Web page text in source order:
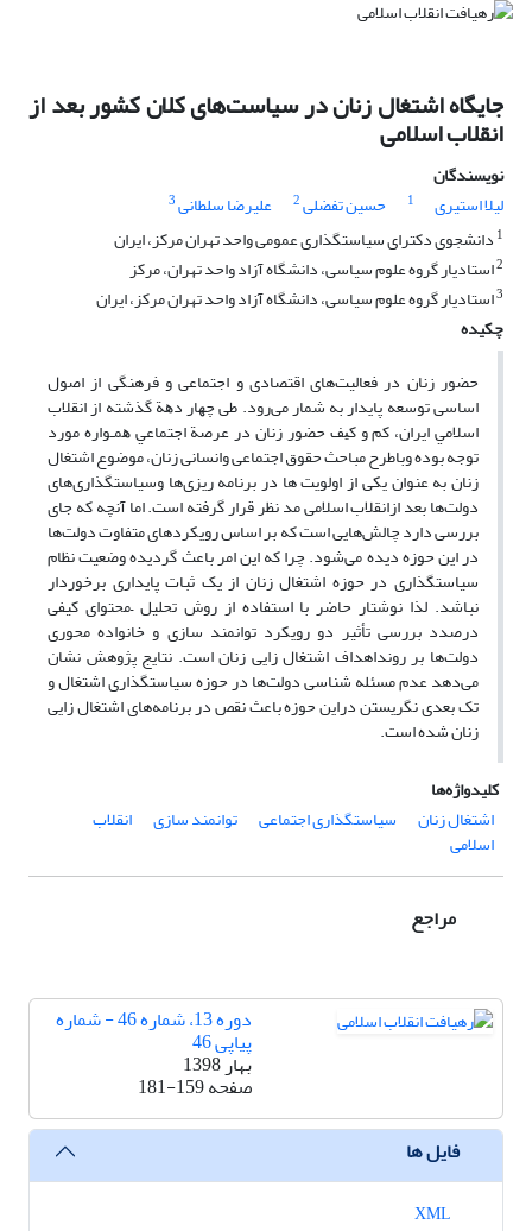
جایگاه اشتغال زنان در سیاست‌های کلان کشور بعد از
انقلاب اسلامی
نویسندگان
لیلا استیری
1 حسین تفضلی2 علیرضا سلطانی3
1 دانشجوی دکترای سیاستگذاری عمومی واحد تهران مرکز، ایران
2استادیار گروه علوم سیاسی، دانشگاه آزاد واحد تهران، مرکز
3استادیار گروه علوم سیاسی، دانشگاه آزاد واحد تهران مرکز، ایران
چکیده
حضور زنان در فعالیت‌های اقتصادی و اجتماعی و فرهنگی از اصول
اساسی توسعه پایدار به شمار می‌رود. طی ﭼﻬﺎر دﻫﺔ ﮔﺬﺷﺘﻪ از اﻧﻘﻼب
اﺳﻼﻣﻲ اﻳﺮان، ﻛﻢ و ﻛﻴﻒ ﺣﻀﻮر زﻧﺎن در ﻋﺮﺻﺔ اﺟﺘﻤﺎﻋﻲ ﻫﻤـﻮاره مورد
توجه ﺑﻮده وباطرح مباحث حقوق اجتماعی وانسانی زنان، موضوع اشتغال
زنان به عنوان یکی از اولویت ها در برنامه ریزی‌ها وسیاستگذاری‌های
دولت‌ها بعد ازانقلاب اسلامی مد نظر قرار گرفته است. اما آنچه که جای
بررسی دارد چالش‌هایی است که بر اساس رویکردهای متفاوت دولت‌ها
در این حوزه دیده می‌شود. چرا که این امر باعث گردیده وضعیت نظام
سیاستگذاری در حوزه اشتغال زنان از یک ثبات پایداری برخوردار
نباشد. لذا نوشتار حاضر با استفاده از روش تحلیل –محتوای کیفی
درصدد بررسی تأثیر دو رویکرد توانمند سازی و خانواده محوری
دولت‌ها بر رونداهداف اشتغال زایی زنان است. نتایج پژوهش نشان
می‌دهد عدم مسئله شناسی دولت‌ها در حوزه سیاستگذاری اشتغال و
تک بعدی نگریستن دراین حوزه باعث نقص در برنامه‌های اشتغال زایی
زنان شده است.
کلیدواژه‌ها
اشتغال زنان
سیاستگذاری اجتماعی توانمند سازی انقلاب
اسلامی
مراجع
دوره 13، شماره 46 - شماره
پیاپی 46
بهار 1398
صفحه181-159
فایل ها